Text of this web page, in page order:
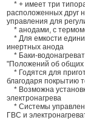
* + имеет три
расположенных друг
управления для
* анодами, с
* Для емкости
инертных анода
* Баки-
"Положений об общих
* Годятся для
благодаря покрытию
* Возможна
электронагрева
* Системы
ГВС и